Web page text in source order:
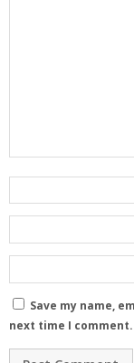
Save my name,
next time I comment.